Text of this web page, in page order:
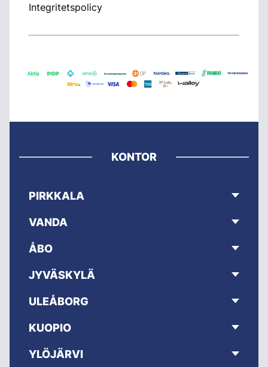
Integritetspolicy
KONTOR
PIRKKALA
VANDA
ÅBO
JYVÄSKYLÄ
ULEÅBORG
KUOPIO
YLÖJÄRVI